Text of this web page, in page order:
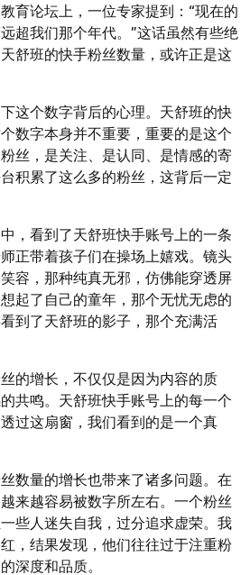
育论坛上，一位专家提到：“现在的
超我们那个年代。”这话虽然有些绝
舒班的快手粉丝数量，或许正是这
这个数字背后的心理。天舒班的快
数字本身并不重要，重要的是这个
丝，是关注、是认同、是情感的寄
积累了这么多的粉丝，这背后一定
，看到了天舒班快手账号上的一条
正带着孩子们在操场上嬉戏。镜头
容，那种纯真无邪，仿佛能穿透屏
起了自己的童年，那个无忧无虑的
到了天舒班的影子，那个充满活
的增长，不仅仅是因为内容的质
共鸣。天舒班快手账号上的每一个
过这扇窗，我们看到的是一个真
数量的增长也带来了诸多问题。在
来越容易被数字所左右。一个粉丝
些人迷失自我，过分追求虚荣。我
，结果发现，他们往往过于注重粉
深度和品质。